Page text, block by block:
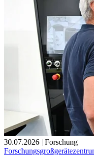
30.07.2026 | Forschung